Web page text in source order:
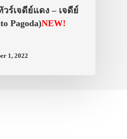
วร์เจดีย์แดง – เจดีย์
Pagoda)NEW!
1, 2022